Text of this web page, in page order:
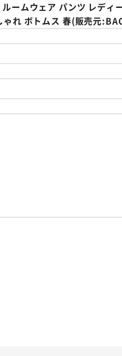
ームウェア パンツ レデ
ゃれ ボトムス 春(販売元